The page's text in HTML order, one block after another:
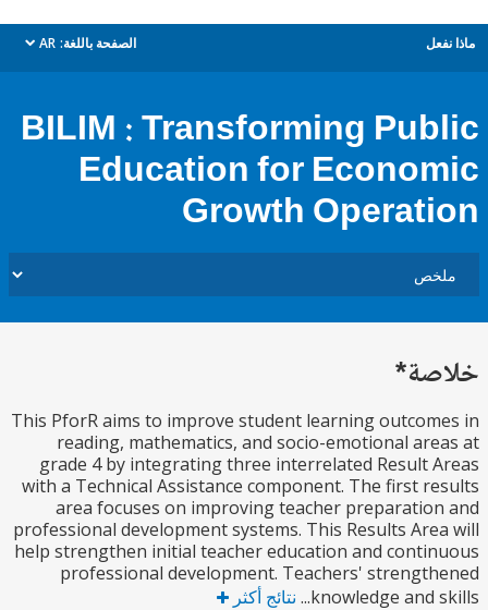
الصفحة باللغة: AR
dropdown
BILIM : Transforming
Education for
Growth
This PforR aims to improve student learning
reading, mathematics, and socio-emotional
grade 4 by integrating three interrelated Result
with a Technical Assistance component. The first
area focuses on improving teacher
professional development systems. This Results
help strengthen initial teacher education and
professional development. Teachers'
knowledge and نتائج أكثر